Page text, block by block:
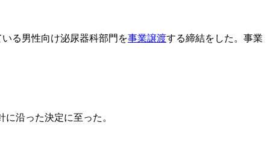
いる男性向け泌尿器科部門を事業譲渡する締結をした。事業
沿った決定に至った。